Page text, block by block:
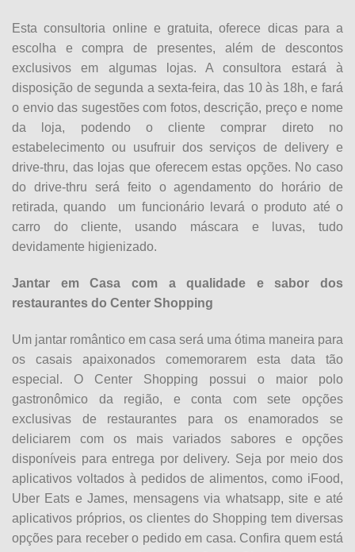
Esta consultoria online e gratuita, oferece dicas para a
escolha e compra de presentes, além de descontos
exclusivos em algumas lojas. A consultora estará à
disposição de segunda a sexta-feira, das 10 às 18h, e fará
o envio das sugestões com fotos, descrição, preço e nome
da loja, podendo o cliente comprar direto no
estabelecimento ou usufruir dos serviços de delivery e
drive-thru, das lojas que oferecem estas opções. No caso
do drive-thru será feito o agendamento do horário de
retirada, quando um funcionário levará o produto até o
carro do cliente, usando máscara e luvas, tudo
devidamente higienizado.
Jantar em Casa com a qualidade e sabor dos
restaurantes do Center Shopping
Um jantar romântico em casa será uma ótima maneira para
os casais apaixonados comemorarem esta data tão
especial. O Center Shopping possui o maior polo
gastronômico da região, e conta com sete opções
exclusivas de restaurantes para os enamorados se
deliciarem com os mais variados sabores e opções
disponíveis para entrega por delivery. Seja por meio dos
aplicativos voltados à pedidos de alimentos, como iFood,
Uber Eats e James, mensagens via whatsapp, site e até
aplicativos próprios, os clientes do Shopping tem diversas
opções para receber o pedido em casa. Confira quem está